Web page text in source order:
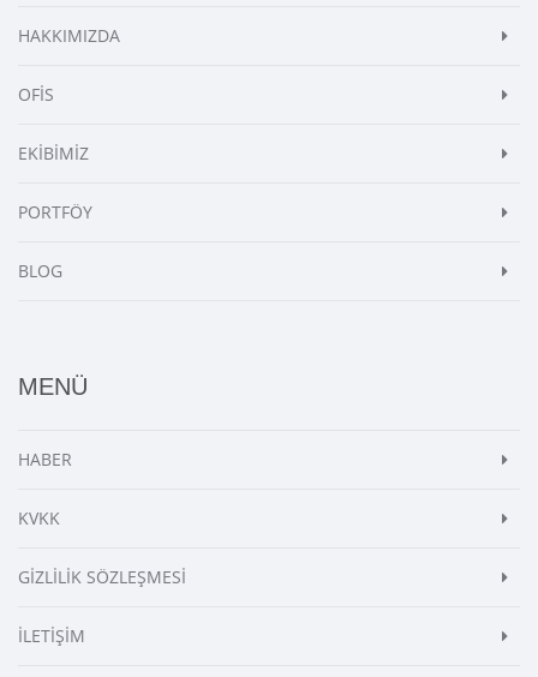
HAKKIMIZDA
OFİS
EKİBİMİZ
PORTFÖY
BLOG
MENÜ
HABER
KVKK
GİZLİLİK SÖZLEŞMESİ
İLETİŞİM